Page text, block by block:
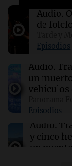
vehículo
17:43 Deportes
Audio.
de
Episodios
Audio.
un
vehículos
Episodios
Audio.
y cinco
un puente